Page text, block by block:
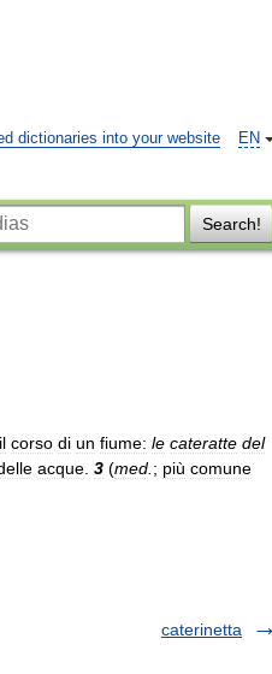
EN
dictionaries into your website
Search!
il corso di un fiume: le cateratte del
acque 3 (med ; più comune
caterinetta